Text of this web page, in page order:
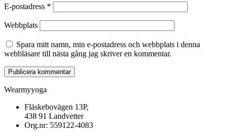
E-postadress *
Webbplats
Spara mitt namn, min e-postadress och webbplats i denna
webbläsare till nästa gång jag skriver en kommentar.
Wearmyyoga
Fläskebovägen 13P,
438 91 Landvetter
Org.nr: 559122-4083